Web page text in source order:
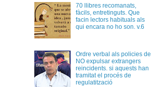
70 llibres recomanats,
fàcils, entretinguts. Que
facin lectors habituals als
qui encara no ho son. v.6
Ordre verbal als policies de
NO expulsar extrangers
reincidents. si aquests han
tramitat el procés de
regulatització